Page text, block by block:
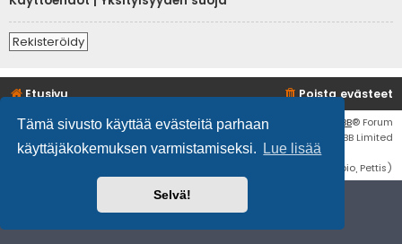
Tämä sivusto käyttää evästeitä parhaan
käyttäjäkokemuksen varmistamiseksi.
Lue lisää
Selvä!
Rekisteröidy
Etusivu Poista evästeet
Flat Style byIan Bradley• Keskustelufoorumin ohjelmisto phpBB® Forum
Software © phpBB Limited
Käännös: phpBB Suomi (lurttinen, harritapio, Pettis)